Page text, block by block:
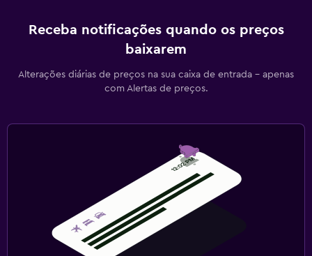
Receba notificações quando os preços
baixarem
Alterações diárias de preços na sua caixa de entrada - apenas
com Alertas de preços.